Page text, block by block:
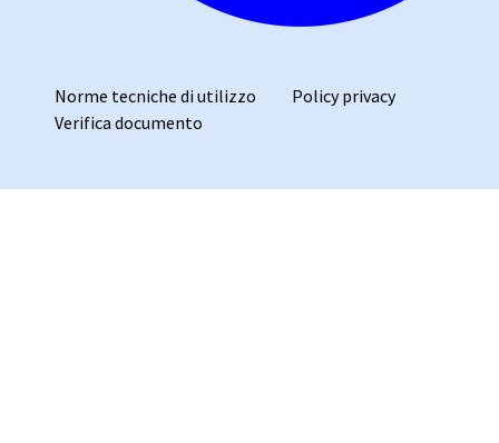
Norme tecniche di utilizzo
Policy privacy
Verifica documento